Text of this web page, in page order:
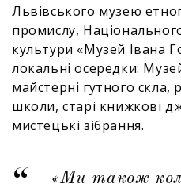
Львівського музею
промислу,
культури «Музей Івана
локальні осередки:
майстерні гутного скла,
школи, старі книжкові
мистецькі зібрання.
«Ми також